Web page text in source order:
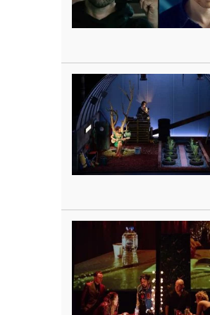
La Germination (Épisode 1) de
Critique sortie Théâtre Lyon
Thierry Jolivet crée Sommeil
des Célestins